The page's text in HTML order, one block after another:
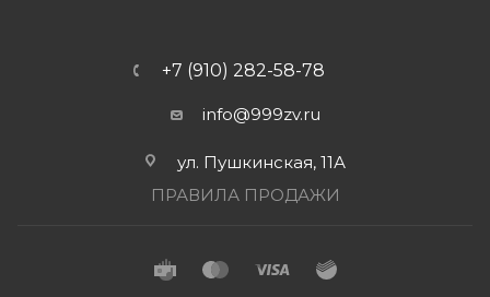
+7 (910) 282-58-78
info@999zv.ru
ул. Пушкинская, 11А
ПРАВИЛА ПРОДАЖИ